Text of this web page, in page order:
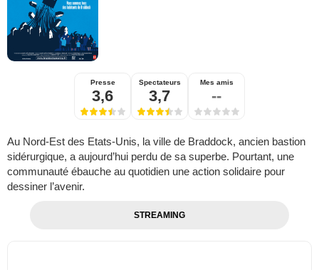
Presse
3,6
Spectateurs
3,7
Mes amis
--
Au Nord-Est des Etats-Unis, la ville de Braddock, ancien bastion
sidérurgique, a aujourd’hui perdu de sa superbe. Pourtant, une
communauté ébauche au quotidien une action solidaire pour
dessiner l’avenir.
STREAMING